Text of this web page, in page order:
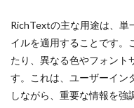
RichTextの主な用途は、単
イルを適用することです。
たり、異なる色やフォント
す。これは、ユーザーイン
しながら、重要な情報を強